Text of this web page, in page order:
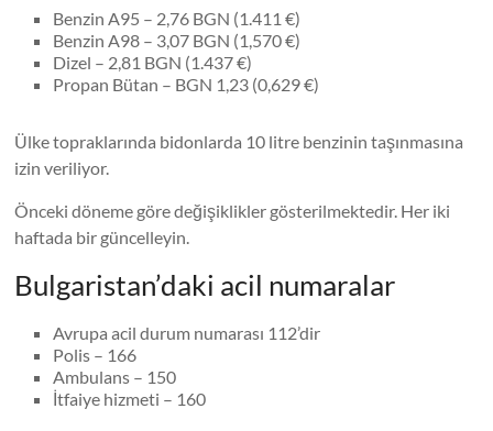
Benzin A95 – 2,76 BGN (1.411 €)
Benzin A98 – 3,07 BGN (1,570 €)
Dizel – 2,81 BGN (1.437 €)
Propan Bütan – BGN 1,23 (0,629 €)
Ülke topraklarında bidonlarda 10 litre benzinin taşınmasına
izin veriliyor.
Önceki döneme göre değişiklikler gösterilmektedir. Her iki
haftada bir güncelleyin.
Bulgaristan’daki acil numaralar
Avrupa acil durum numarası 112’dir
Polis – 166
Ambulans – 150
İtfaiye hizmeti – 160